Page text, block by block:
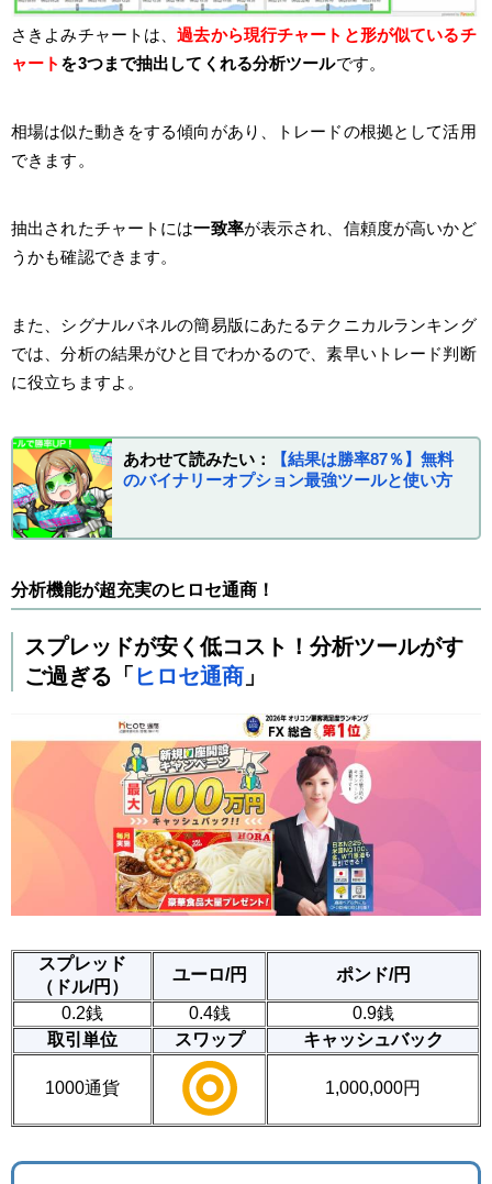
さきよみチャートは、過去から現行チャートと形が似ているチ
ャート を3つまで抽出してくれる分析ツールです。
相場は似た動きをする傾向があり、トレードの根拠として活用
できます。
抽出されたチャートには一致率が表示され、信頼度が高いかど
うかも確認できます。
また、シグナルパネルの簡易版にあたるテクニカルランキング
では、分析の結果がひと目でわかるので、素早いトレード判断
に役立ちますよ。
あわせて読みたい：
【結果は勝率87％】無料
のバイナリーオプション最強ツールと使い方
分析機能が超充実のヒロセ通商！
スプレッドが安く低コスト！分析ツールがす
ご過ぎる「 ヒロセ通商 」
スプレッド
（ドル/円）
ユーロ/円 ポンド/円
0.2銭 0.4銭
0.9銭
取引単位
スワップ キャッシュバック
1000通貨 1,000,000円